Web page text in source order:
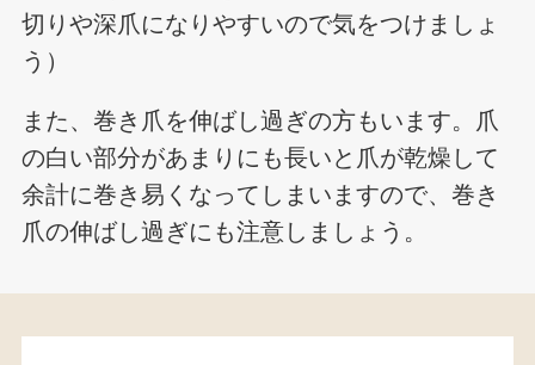
切りや深爪になりやすいので気をつけましょ
う）
また、巻き爪を伸ばし過ぎの方もいます。爪
の白い部分があまりにも長いと爪が乾燥して
余計に巻き易くなってしまいますので、巻き
爪の伸ばし過ぎにも注意しましょう。